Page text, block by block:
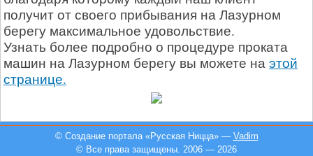
получит от своего прибывания на Лазурном
берегу максимальное удовольствие.
Узнать более подробно о процедуре проката
машин на Лазурном берегу вы можете на этой
странице.
© Создание портала «Русская Ницца» — Vadim
© Все права защищены. 2006 — 2026